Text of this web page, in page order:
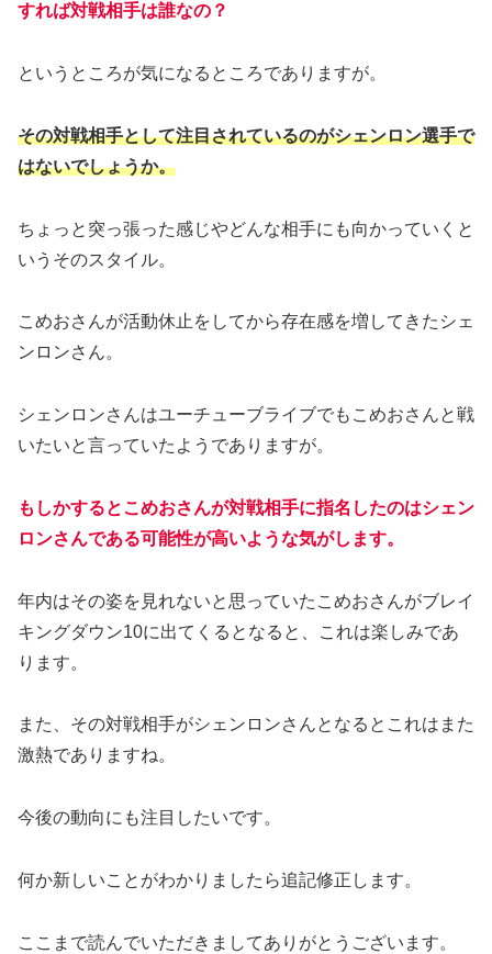
すれば対戦相手は誰なの？
というところが気になるところでありますが。
その対戦相手として注目されているのがシェンロン選手で
はないでしょうか。
ちょっと突っ張った感じやどんな相手にも向かっていくと
いうそのスタイル。
こめおさんが活動休止をしてから存在感を増してきたシェ
ンロンさん。
シェンロンさんはユーチューブライブでもこめおさんと戦
いたいと言っていたようでありますが。
もしかするとこめおさんが対戦相手に指名したのはシェン
ロンさんである可能性が高いような気がします。
年内はその姿を見れないと思っていたこめおさんがブレイ
キングダウン10に出てくるとなると、これは楽しみであ
ります。
また、その対戦相手がシェンロンさんとなるとこれはまた
激熱でありますね。
今後の動向にも注目したいです。
何か新しいことがわかりましたら追記修正します。
ここまで読んでいただきましてありがとうございます。